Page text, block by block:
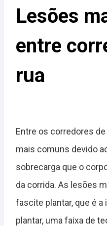
Lesões
entre
rua
Entre os corredores
mais comuns devido
sobrecarga que o
da corrida. As lesões
fascite plantar, que é
plantar, uma faixa de